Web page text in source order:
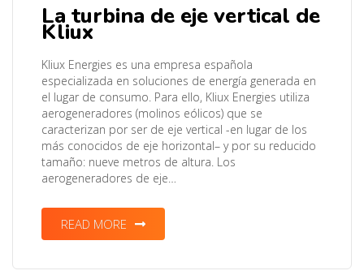
La turbina de eje vertical de
Kliux
Kliux Energies es una empresa española
especializada en soluciones de energía generada en
el lugar de consumo. Para ello, Kliux Energies utiliza
aerogeneradores (molinos eólicos) que se
caracterizan por ser de eje vertical -en lugar de los
más conocidos de eje horizontal– y por su reducido
tamaño: nueve metros de altura. Los
aerogeneradores de eje…
READ MORE